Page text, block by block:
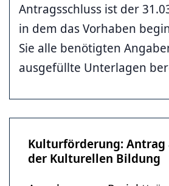
Antragsschluss ist der
in dem das Vorhaben
Sie alle benötigten
ausgefüllte Unterlagen
Kulturförderung: Antrag
der Kulturellen Bildung